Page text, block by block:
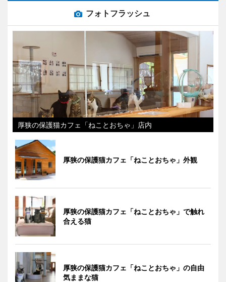
フォトフラッシュ
厚狭の保護猫カフェ「ねことおちゃ」店内
厚狭の保護猫カフェ「ねことおちゃ」外観
厚狭の保護猫カフェ「ねことおちゃ」で触れ
合える猫
厚狭の保護猫カフェ「ねことおちゃ」の自由
気ままな猫